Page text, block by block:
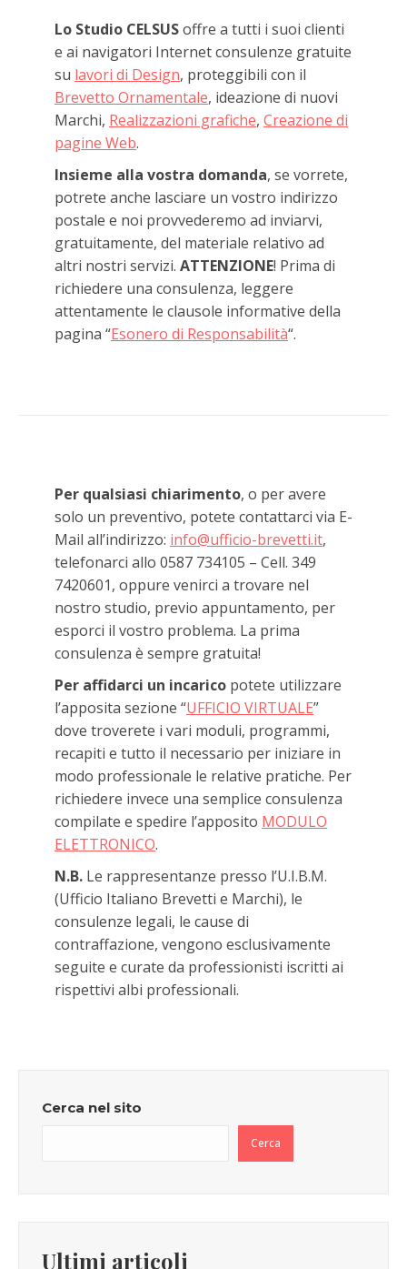
Lo Studio CELSUSoffre a tutti i suoi clienti
e ai navigatori Internet consulenze gratuite
su lavori di Design, proteggibili con il
Brevetto Ornamentale, ideazione di nuovi
Marchi, Realizzazioni grafiche, Creazione di
pagine Web.
Insieme alla vostra domanda, se vorrete,
potrete anche lasciare un vostro indirizzo
postale e noi provvederemo ad inviarvi,
gratuitamente, del materiale relativo ad
altri nostri servizi. ATTENZIONE! Prima di
richiedere una consulenza, leggere
attentamente le clausole informative della
pagina “Esonero di Responsabilità“.
Per qualsiasi chiarimento, o per avere
solo un preventivo, potete contattarci via E-
Mail all’indirizzo: info@ufficio-brevetti.it,
telefonarci allo 0587 734105 – Cell. 349
7420601, oppure venirci a trovare nel
nostro studio, previo appuntamento, per
esporci il vostro problema. La prima
consulenza è sempre gratuita!
Per affidarci un incarico potete utilizzare
l’apposita sezione “UFFICIO VIRTUALE”
dove troverete i vari moduli, programmi,
recapiti e tutto il necessario per iniziare in
modo professionale le relative pratiche. Per
richiedere invece una semplice consulenza
compilate e spedire l’apposito MODULO
ELETTRONICO.
N.B. Le rappresentanze presso l’U.I.B.M.
(Ufficio Italiano Brevetti e Marchi), le
consulenze legali, le cause di
contraffazione, vengono esclusivamente
seguite e curate da professionisti iscritti ai
rispettivi albi professionali.
Cerca nel sito
Cerca
Ultimi articoli